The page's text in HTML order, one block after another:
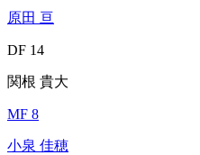
原田 亘
DF 14
関根 貴大
MF 8
小泉 佳穂